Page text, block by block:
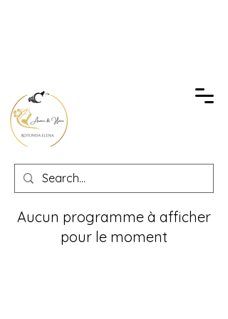
Aucun programme à afficher
pour le moment